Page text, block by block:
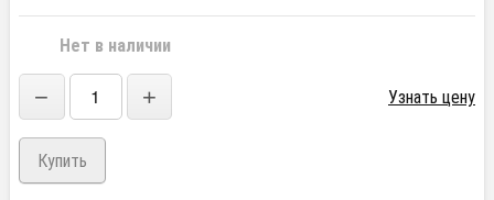
Нет в наличии
− + Узнать цену